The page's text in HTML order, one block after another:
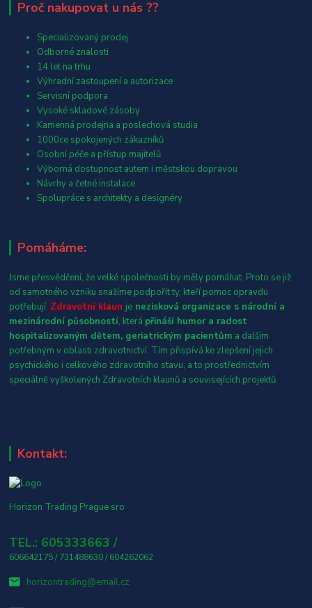
Proč nakupovat u nás ??
Specializovaný prodej
Odborné znalosti
14 let na trhu
Výhradní zastoupení a autorizace
Servisní podpora
Vysoké skladové zásoby
Kamenná prodejna a poslechová studia
1000ce spokojených zákazníků
Osobní péče a přístup majitelů
Výborná dostupnost autem i městskou dopravou
Návrhy a četné instalace
Spolupráce s architekty a designéry
Pomáháme:
Jsme přesvědčení, že velké společnosti by měly pomáhat. Proto se již
od samotného vzniku snažíme podpořit ty, kteří pomoc opravdu
potřebují. Zdravotní klaun je nezisková organizace s národní a
mezinárodní působností, která přináší humor a radost
hospitalizovaným dětem, geriatrickým pacientům a dalším
potřebným v oblasti zdravotnictví. Tím přispívá ke zlepšení jejich
psychického i celkového zdravotního stavu, a to prostřednictvím
speciálně vyškolených Zdravotních klaunů a souvisejících projektů.
Kontakt:
Horizon Trading Prague sro
TEL.: 605333663 /
606642175 / 731488630 / 604262062
horizontrading@email.cz